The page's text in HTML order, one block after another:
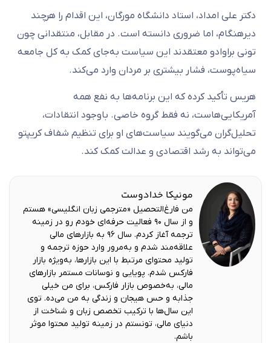
دکتر علی امداد، استاد دانشگاه مورگان، این اقدام را هرچند
دیرهنگام، اما ضروری دانسته است. در مقابل، منتقدانی چون
تونی براوادو معتقدند این سیاست به‌جای کمک به کل جامعه
سیاه‌پوست، فشار بیشتری بر مردان وارد می‌کند.
هریس تأکید کرده که این برنامه‌ها به نفع همه
آمریکایی‌هاست، نه فقط گروه خاصی. باوجود انتقادات،
تحلیل‌گران می‌گویند سیاست‌های او برای تنظیم شفاف کریپتو
می‌تواند به رشد اقتصادی و عدالت کمک کند.
مونیکا خدادوست
من فارغ‌التحصیل «مترجمی زبان انگلیسی» هستم
و از سال ۹۰ فعالیت حرفه‌ای خودم رو در زمینه
ترجمه آغاز کردم. سال ۹۶ به بازارهای مالی
علاقه‌مند شدم و به‌مرور وارد حوزه ترجمه و
تولید محتوای مرتبط با این بازارها، به‌ویژه بازار
فارکس شدم. پویایی و نوسانات مستمر بازارهای
مالی، به‌خصوص بازار فارکس، برای من خیلی
جذابه و حس هیجان و زندگی به من می‌ده. توی
این سال‌ها با ترکیب تخصص زبان و شناخت از
دنیای مالی، تونستم در زمینه تولید محتوا موثر
باشم.